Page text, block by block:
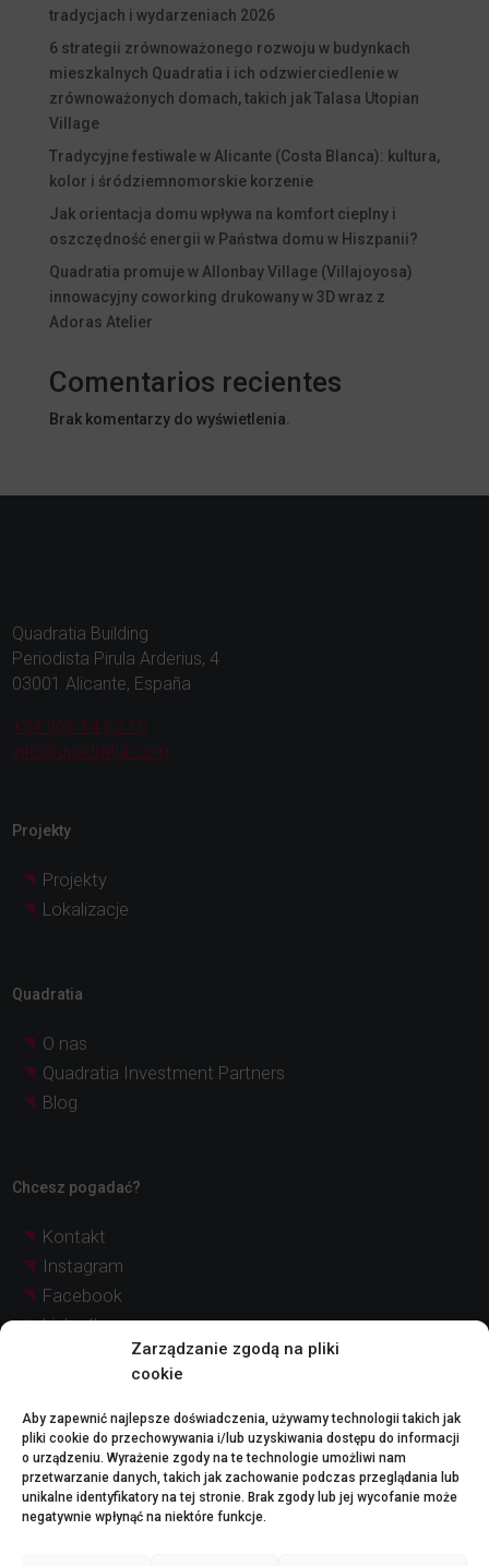
Zarządzanie zgodą na pliki
cookie
Aby zapewnić najlepsze doświadczenia, używamy technologii takich jak
pliki cookie do przechowywania i/lub uzyskiwania dostępu do informacji
o urządzeniu. Wyrażenie zgody na te technologie umożliwi nam
przetwarzanie danych, takich jak zachowanie podczas przeglądania lub
unikalne identyfikatory na tej stronie. Brak zgody lub jej wycofanie może
negatywnie wpłynąć na niektóre funkcje.
tradycjach i wydarzeniach 2026
6 strategii zrównoważonego rozwoju w budynkach
mieszkalnych Quadratia i ich odzwierciedlenie w
zrównoważonych domach, takich jak Talasa Utopian
Village
Tradycyjne festiwale w Alicante (Costa Blanca): kultura,
kolor i śródziemnomorskie korzenie
Jak orientacja domu wpływa na komfort cieplny i
oszczędność energii w Państwa domu w Hiszpanii?
Quadratia promuje w Allonbay Village (Villajoyosa)
innowacyjny coworking drukowany w 3D wraz z
Adoras Atelier
Comentarios recientes
Brak komentarzy do wyświetlenia.
Quadratia Building
Periodista Pirula Arderius, 4
03001 Alicante, España
+34 965 14 53 10
info@quadratia.com
Projekty
Projekty
Lokalizacje
Quadratia
O nas
Quadratia Investment Partners
Blog
Chcesz pogadać?
Kontakt
Instagram
Facebook
LinkedIn
© Quadratia
2026 |
Nota prawna
Polityka dotycząca plików cookie (UE)